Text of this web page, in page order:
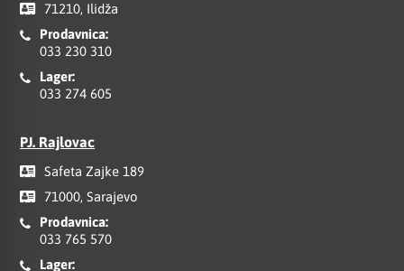
71210, Ilidža
Prodavnica:
033 230 310
Lager:
033 274 605
PJ. Rajlovac
Safeta Zajke 189
71000, Sarajevo
Prodavnica:
033 765 570
Lager: